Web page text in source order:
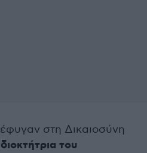
στη Δικαιοσύνη
του